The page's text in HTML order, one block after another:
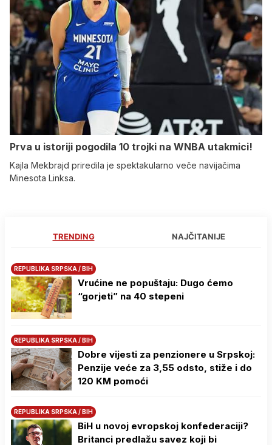
Prva u istoriji pogodila 10 trojki na WNBA utakmici!
Kajla Mekbrajd priredila je spektakularno veče navijačima
Minesota Linksa.
TRENDING NAJČITANIJE
REPUBLIKA SRPSKA / BIH
Vrućine ne popuštaju: Dugo ćemo
“gorjeti” na 40 stepeni
REPUBLIKA SRPSKA / BIH
Dobre vijesti za penzionere u Srpskoj:
Penzije veće za 3,55 odsto, stiže i do
120 KM pomoći
REPUBLIKA SRPSKA / BIH
BiH u novoj evropskoj konfederaciji?
Britanci predlažu savez koji bi